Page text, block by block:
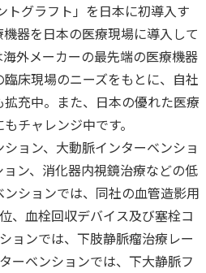
トグラフト」を日本に初導入す
器を日本の医療現場に導入して
外メーカーの最先端の医療機器
床現場のニーズをもとに、自社
充中。また、日本の優れた医療
チャレンジ中です。
ョン、大動脈インターベンショ
ン、消化器内視鏡治療などの低
ションでは、同社の血管造影用
、血栓回収デバイス及び塞栓コ
ョンでは、下肢静脈瘤治療レー
ーベンションでは、下大静脈フ